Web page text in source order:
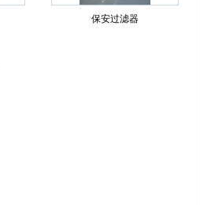
保安过滤器